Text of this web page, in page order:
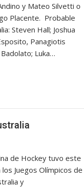
y Mateo Silvetti o
Placente. Probable
Steven Hall; Joshua
Panagiotis
Luka…
de Hockey tuvo este
Juegos Olímpicos de
y